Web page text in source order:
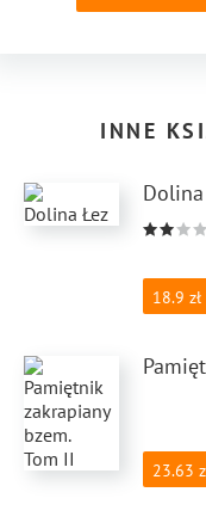
INNE
18.9
23.63